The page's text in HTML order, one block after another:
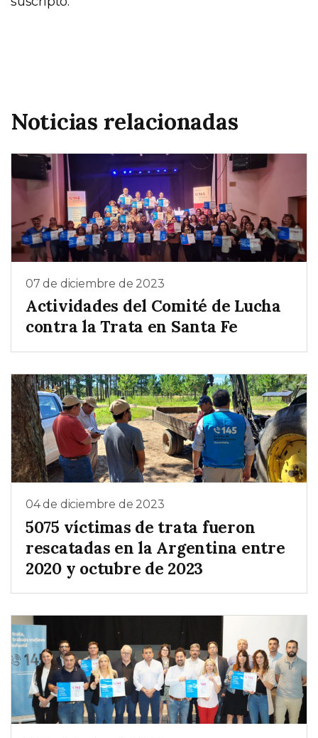
Noticias relacionadas
07 de diciembre de 2023
Actividades del Comité de Lucha
contra la Trata en Santa Fe
04 de diciembre de 2023
5075 víctimas de trata fueron
rescatadas en la Argentina entre
2020 y octubre de 2023